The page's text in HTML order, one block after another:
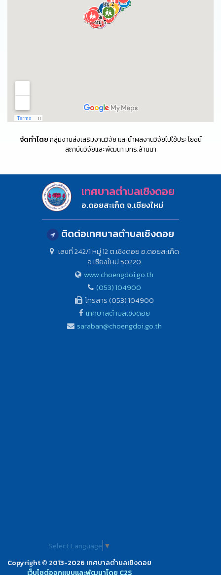
จัดทำโดยกลุ่มงานส่งเสริมงานวิจัย และนำผลงานวิจัยไปใช้ประโยชน์
สถาบันวิจัยและพัฒนา มทร.ล้านนา
เทศบาลตำบลเชิงดอย
อ.ดอยสะเก็ด จ.เชียงใหม่
ติดต่อเทศบาลตำบลเชิงดอย
เลขที่ 242/1 หมู่ 12 ต.เชิงดอย อ.ดอยสะเก็ด
จ.เชียงใหม่ 50220
www.choengdoi.go.th
(053) 104900
โทรสาร (053) 104900
เทศบาลตำบลเชิงดอย
saraban@choengdoi.go.th
Select Language ▼
Copyright © 2013-2026 เทศบาลตำบลเชิงดอย
เว็บไซต์ออกแบบและพัฒนาโดย C2S